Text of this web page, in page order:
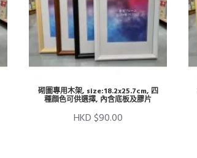
砌圖專用木架, size:18.2x25.7cm, 四
種顔色可供選擇, 內含底板及膠片
HKD $90.00